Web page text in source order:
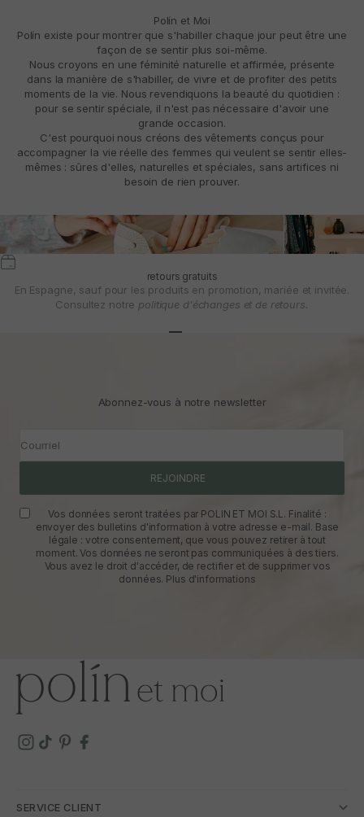
Polín et Moi
Polín existe pour montrer que s'habiller chaque jour peut être une
façon de se sentir plus soi-même.
Nous croyons en une féminité naturelle et affirmée, présente
dans la manière de s'habiller, de vivre et de profiter des petits
moments de la vie. Nous revendiquons la beauté du quotidien :
pour se sentir spéciale, il n'est pas nécessaire d'avoir une
grande occasion.
C'est pourquoi nous créons des vêtements conçus pour
accompagner la vie réelle des femmes qui veulent se sentir elles-
mêmes : sûres d'elles, naturelles et spéciales, sans artifices ni
besoin de rien prouver.
retours gratuits
En Espagne, sauf pour les produits en promotion, mariée et invitée.
Consultez notre politique d'échanges et de retours.
Abonnez-vous à notre newsletter
Courriel
REJOINDRE
Vos données seront traitées par POLIN ET MOI S.L. Finalité :
envoyer des bulletins d'information à votre adresse e-mail. Base
légale : votre consentement, que vous pouvez retirer à tout
moment. Vos données ne seront pas communiquées à des tiers.
Vous avez le droit d'accéder, de rectifier et de supprimer vos
données. Plus d'informations
SERVICE CLIENT